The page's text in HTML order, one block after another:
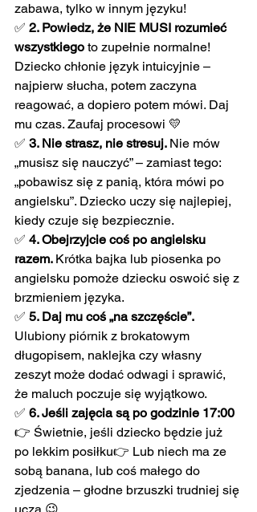
zabawa, tylko w innym języku!
✅ 2. Powiedz, że NIE MUSI rozumieć
wszystkiego to zupełnie normalne!
Dziecko chłonie język intuicyjnie –
najpierw słucha, potem zaczyna
reagować, a dopiero potem mówi. Daj
mu czas. Zaufaj procesowi 💛
✅ 3. Nie strasz, nie stresuj. Nie mów
„musisz się nauczyć” – zamiast tego:
„pobawisz się z panią, która mówi po
angielsku”. Dziecko uczy się najlepiej,
kiedy czuje się bezpiecznie.
✅ 4. Obejrzyjcie coś po angielsku
razem. Krótka bajka lub piosenka po
angielsku pomoże dziecku oswoić się z
brzmieniem języka.
✅ 5. Daj mu coś „na szczęście”.
Ulubiony piórnik z brokatowym
długopisem, naklejka czy własny
zeszyt może dodać odwagi i sprawić,
że maluch poczuje się wyjątkowo.
✅ 6. Jeśli zajęcia są po godzinie 17:00
👉 Świetnie, jeśli dziecko będzie już
po lekkim posiłku👉 Lub niech ma ze
sobą banana, lub coś małego do
zjedzenia – głodne brzuszki trudniej się